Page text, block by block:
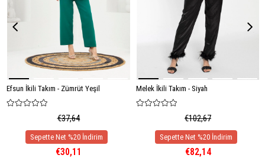
Efsun İkili Takım - Zümrüt Yeşil
€37,64
€30,11
Melek İkili Takım - Siyah
€102,67
€82,14